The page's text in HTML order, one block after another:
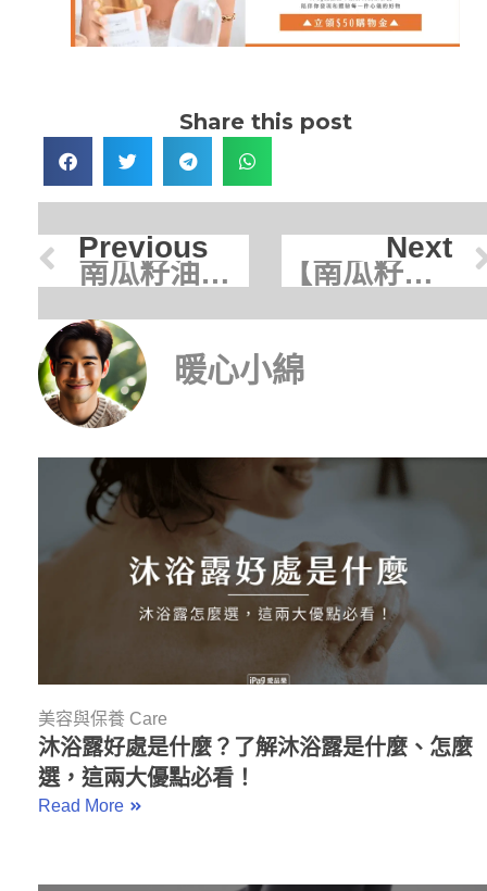
Share this post
Previous
南瓜籽油有哪些好處？營養師揭秘「男人守護神」的 5 大功效與選購指南
Next
【南瓜籽油改善掉髮】科學證實南瓜籽油也是改善掉髮、頻尿的「液體黃金」
暖心小綿
美容與保養 Care
沐浴露好處是什麼？了解沐浴露是什麼、怎麼
選，這兩大優點必看！
Read More